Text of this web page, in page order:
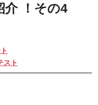
介 ！その4
スト